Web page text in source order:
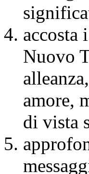
accosta
Nuovo
amore,
di vista